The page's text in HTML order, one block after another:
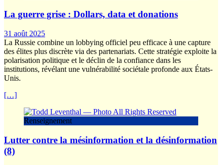
La guerre grise : Dollars, data et donations
31 août 2025
La Russie combine un lobbying officiel peu efficace à une capture
des élites plus discrète via des partenariats. Cette stratégie exploite la
polarisation politique et le déclin de la confiance dans les
institutions, révélant une vulnérabilité sociétale profonde aux États-
Unis.
[…]
Renseignement
Lutter contre la mésinformation et la désinformation
(8)